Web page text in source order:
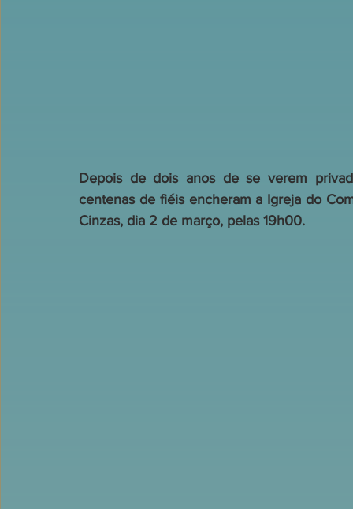
Depois de dois anos de se verem
centenas de fiéis encheram a Igreja do
Cinzas, dia 2 de março, pelas 19h00.